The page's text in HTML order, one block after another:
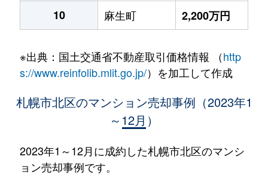
10
麻生町 2,200万円
※出典：国土交通省不動産取引価格情報 （http
s://www.reinfolib.mlit.go.jp/）を加工して作成
札幌市北区のマンション売却事例（2023年1
～12月）
2023年1～12月に成約した札幌市北区のマンシ
ョン売却事例です。